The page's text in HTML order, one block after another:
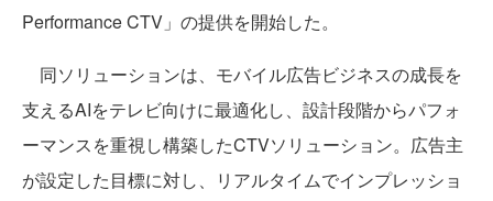
Performance CTV」の提供を開始した。
同ソリューションは、モバイル広告ビジネスの成長を
支えるAIをテレビ向けに最適化し、設計段階からパフォ
ーマンスを重視し構築したCTVソリューション。広告主
が設定した目標に対し、リアルタイムでインプレッショ